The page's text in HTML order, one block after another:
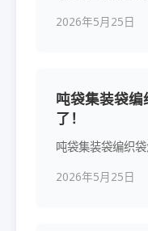
2026年5月25日
吨袋集装袋
了！
吨袋集装袋编织
2026年5月25日